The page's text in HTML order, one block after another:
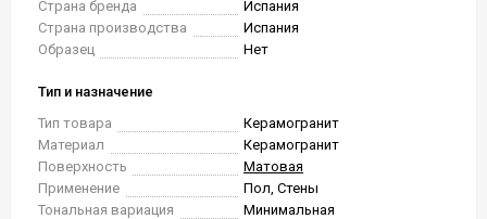
Страна бренда
Испания
Страна производства
Испания
Образец
Нет
Тип и назначение
Тип товара
Керамогранит
Материал
Керамогранит
Поверхность
Матовая
Применение
Пол, Стены
Тональная вариация
Минимальная